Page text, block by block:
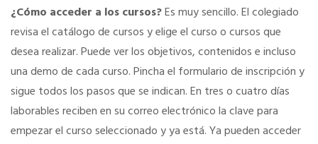
Portal de Empleo
Formación gratuita
¿Cómo acceder a los cursos?Es muy sencillo. El colegiado
revisa el catálogo de cursos y elige el curso o cursos que
desea realizar. Puede ver los objetivos, contenidos e incluso
una demo de cada curso. Pincha el formulario de inscripción y
sigue todos los pasos que se indican. En tres o cuatro días
laborables reciben en su correo electrónico la clave para
empezar el curso seleccionado y ya está. Ya pueden acceder